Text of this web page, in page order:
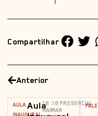
Compartilhar
Anterior
AULA Aula
18
MAR
18
MAR
PRESENCIAL